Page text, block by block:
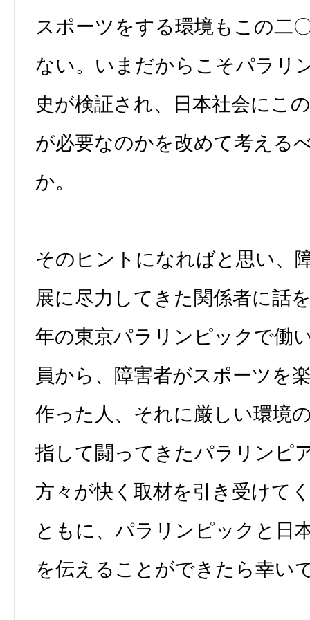
スポーツをする環境もこの二
ない。いまだからこそパラリ
史が検証され、日本社会にこ
が必要なのかを改めて考える
か。
そのヒントになればと思い、
展に尽力してきた関係者に話
年の東京パラリンピックで働
員から、障害者がスポーツを
作った人、それに厳しい環境
指して闘ってきたパラリンピ
方々が快く取材を引き受けて
ともに、パラリンピックと日
を伝えることができたら幸い